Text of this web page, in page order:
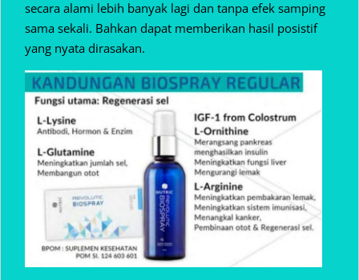
secara alami lebih banyak lagi dan tanpa efek samping
sama sekali. Bahkan dapat memberikan hasil posistif
yang nyata dirasakan.